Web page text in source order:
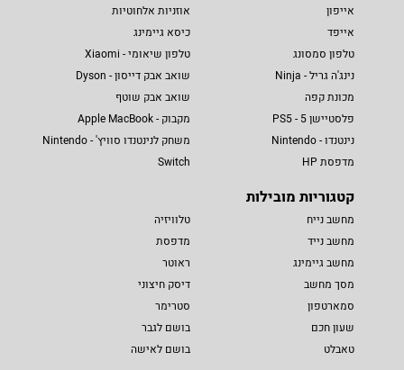
אייפון
אייפד
טלפון סמסונג
נינג'ה גריל - Ninja
מכונת קפה
פלסטיישן 5 - PS5
נינטנדו - Nintendo
מדפסת HP
אוזניות אלחוטיות
כיסא גיימינג
טלפון שיאומי - Xiaomi
שואב אבק דייסון - Dyson
שואב אבק שוטף
מקבוק - Apple MacBook
משחק לנינטנדו סוויץ' - Nintendo
Switch
קטגוריות מובילות
מחשב נייח
מחשב נייד
מחשב גיימינג
מסך מחשב
סמארטפון
שעון חכם
טאבלט
טלוויזיה
מדפסת
ראוטר
דיסק חיצוני
סטרימר
בושם לגבר
בושם לאישה